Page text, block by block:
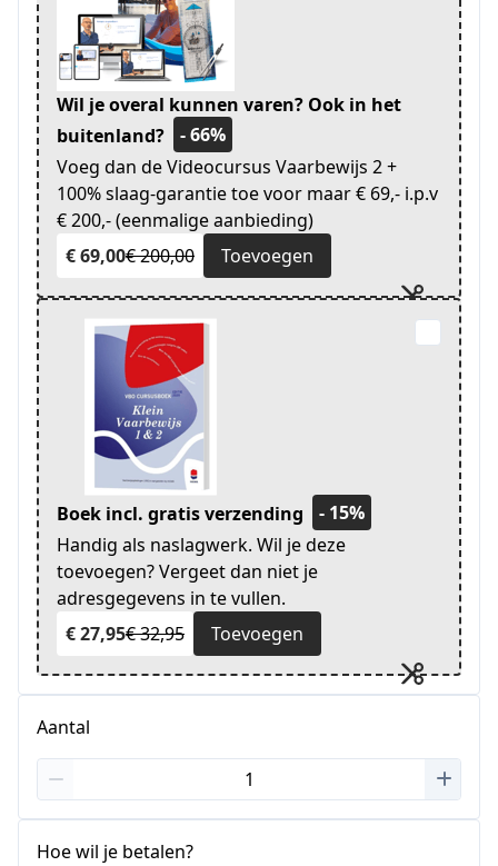
Wil je overal kunnen varen? Ook in het
buitenland?
- 66%
Voeg dan de Videocursus Vaarbewijs 2 +
100% slaag-garantie toe voor maar € 69,- i.p.v
€ 200,- (eenmalige aanbieding)
€ 69,00€ 200,00 Toevoegen
Boek incl. gratis verzending
- 15%
Handig als naslagwerk. Wil je deze
toevoegen? Vergeet dan niet je
adresgegevens in te vullen.
€ 27,95€ 32,95 Toevoegen
Aantal
Hoe wil je betalen?